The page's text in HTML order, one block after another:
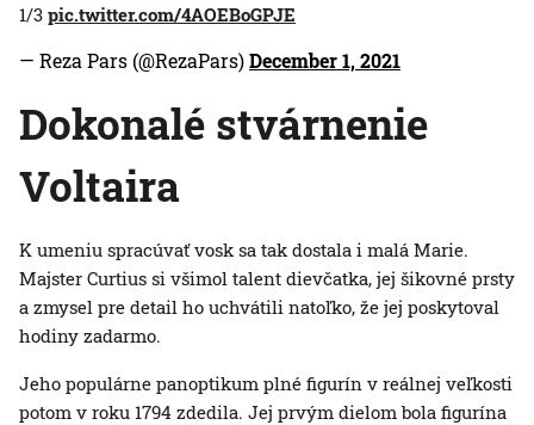
1/3 pic.twitter.com/4AOEBoGPJE
— Reza Pars (@RezaPars)December 1, 2021
Dokonalé stvárnenie
Voltaira
K umeniu spracúvať vosk sa tak dostala i malá Marie.
Majster Curtius si všimol talent dievčatka, jej šikovné prsty
a zmysel pre detail ho uchvátili natoľko, že jej poskytoval
hodiny zadarmo.
Jeho populárne panoptikum plné figurín v reálnej veľkosti
potom v roku 1794 zdedila. Jej prvým dielom bola figurína